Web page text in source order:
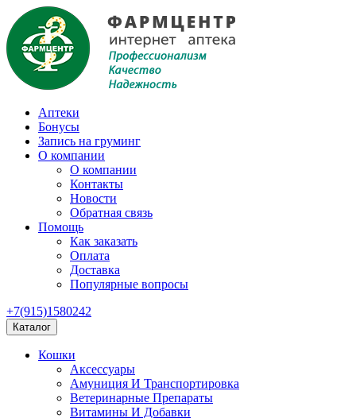
Аптеки
Бонусы
Запись на груминг
О компании
О компании
Контакты
Новости
Обратная связь
Помощь
Как заказать
Оплата
Доставка
Популярные вопросы
+7(915)1580242
Каталог
Кошки
Аксессуары
Амуниция И Транспортировка
Ветеринарные Препараты
Витамины И Добавки